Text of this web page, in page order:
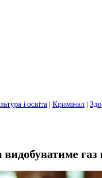
і освіта | Кримінал |